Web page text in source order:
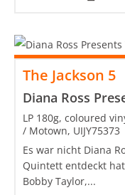
The Jackson 5
Diana Ross
LP 180g, coloured
/ Motown, UIJY75373
Es war nicht Diana
Quintett entdeckt
Bobby Taylor,...